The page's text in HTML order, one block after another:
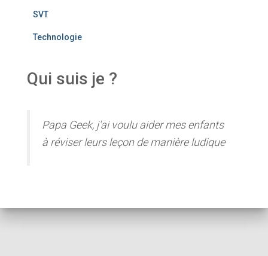
SVT
Technologie
Qui suis je ?
Papa Geek, j'ai voulu aider mes enfants
à réviser leurs leçon de manière ludique